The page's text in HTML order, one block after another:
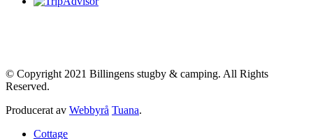
© Copyright 2021 Billingens stugby & camping. All Rights
Reserved.
Producerat av Webbyrå Tuana.
Cottage